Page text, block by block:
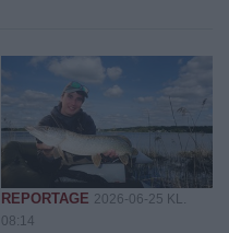
REPORTAGE 2026-06-25 KL.
08:14